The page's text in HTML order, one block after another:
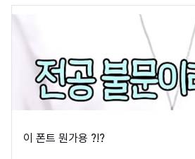
이 폰트 뭔가용 ?!?